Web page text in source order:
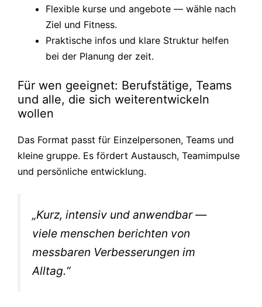
Flexible kurse und angebote — wähle nach
Ziel und Fitness.
Praktische infos und klare Struktur helfen
bei der Planung der zeit.
Für wen geeignet: Berufstätige, Teams
und alle, die sich weiterentwickeln
wollen
Das Format passt für Einzelpersonen, Teams und
kleine gruppe. Es fördert Austausch, Teamimpulse
und persönliche entwicklung.
„Kurz, intensiv und anwendbar —
viele menschen berichten von
messbaren Verbesserungen im
Alltag.“